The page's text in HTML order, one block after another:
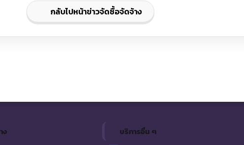
กลับไปหน้าข่าวจัดซื้อจัดจ้าง
ง บริการอื่น ๆ